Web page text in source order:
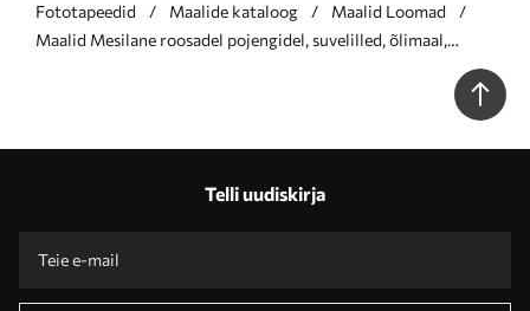
Fototapeedid Maalide kataloog
Maalid Loomad
Maalid Mesilane roosadel pojengidel, suvelilled, õlimaal,
Telli uudiskirja